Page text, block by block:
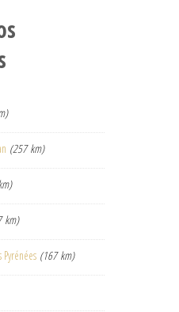
(257 km)
km)
(167 km)